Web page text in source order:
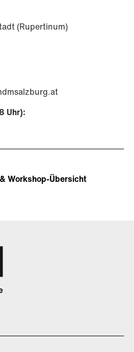
(Rupertinum)
Uhr):
Workshop-Übersicht